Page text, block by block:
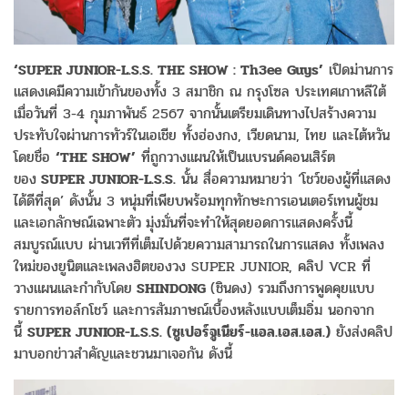
‘SUPER JUNIOR-L.S.S. THE SHOW : Th3ee Guys’ เปิดม่านการ
แสดงเคมีความเข้ากันของทั้ง 3 สมาชิก ณ กรุงโซล ประเทศเกาหลีใต้
เมื่อวันที่ 3-4 กุมภาพันธ์ 2567 จากนั้นเตรียมเดินทางไปสร้างความ
ประทับใจผ่านการทัวร์ในเอเชีย ทั้งฮ่องกง, เวียดนาม, ไทย และไต้หวัน
โดยชื่อ ‘THE SHOW’ ที่ถูกวางแผนให้เป็นแบรนด์คอนเสิร์ต
ของ SUPER JUNIOR-L.S.S. นั้น สื่อความหมายว่า ‘โชว์ของผู้ที่แสดง
ได้ดีที่สุด’ ดังนั้น 3 หนุ่มที่เพียบพร้อมทุกทักษะการเอนเตอร์เทนผู้ชม
และเอกลักษณ์เฉพาะตัว มุ่งมั่นที่จะทำให้สุดยอดการแสดงครั้งนี้
สมบูรณ์แบบ ผ่านเวทีที่เต็มไปด้วยความสามารถในการแสดง ทั้งเพลง
ใหม่ของยูนิตและเพลงฮิตของวง SUPER JUNIOR, คลิป VCR ที่
วางแผนและกำกับโดย SHINDONG (ชินดง) รวมถึงการพูดคุยแบบ
รายการทอล์กโชว์ และการสัมภาษณ์เบื้องหลังแบบเต็มอิ่ม นอกจาก
นี้ SUPER JUNIOR-L.S.S. (ซูเปอร์จูเนียร์-แอล.เอส.เอส.) ยังส่งคลิป
มาบอกข่าวสำคัญและชวนมาเจอกัน ดังนี้